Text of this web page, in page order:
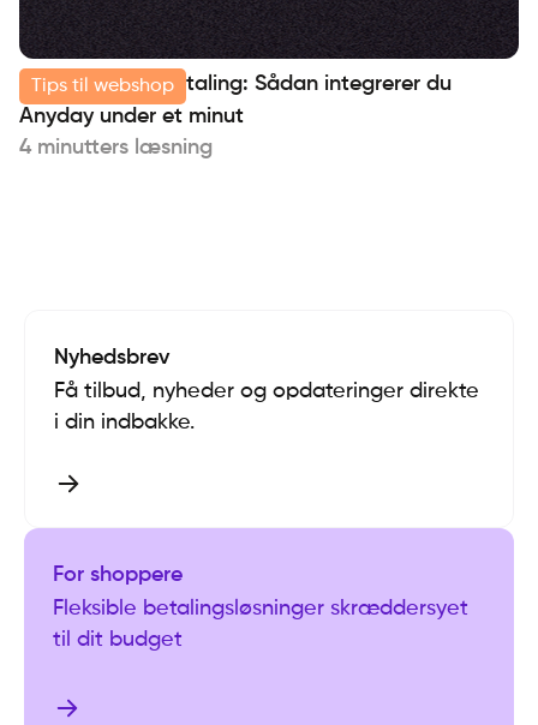
Tips til webshop
Shopify og delbetaling: Sådan integrerer du
Anyday under et minut
4 minutters læsning
Nyhedsbrev
Få tilbud, nyheder og opdateringer direkte
i din indbakke.
For shoppere
Fleksible betalingsløsninger skræddersyet
til dit budget